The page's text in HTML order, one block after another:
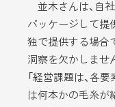
並木さんは、自
パッケージして提
独で提供する場合
洞察を欠かしませ
「経営課題は、各
は何本かの毛糸が